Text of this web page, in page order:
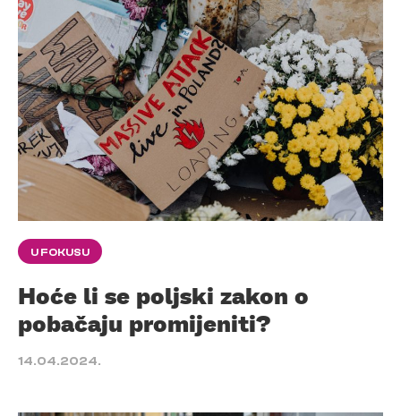
U FOKUSU
Hoće li se poljski zakon o
pobačaju promijeniti?
14.04.2024.